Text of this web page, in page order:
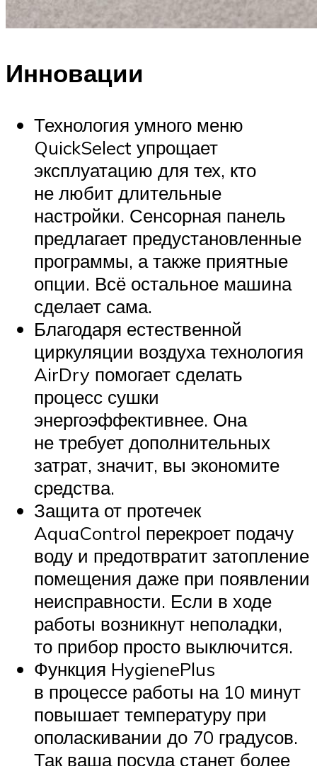
Инновации
Технология умного меню
QuickSelect упрощает
эксплуатацию для тех, кто
не любит длительные
настройки. Сенсорная панель
предлагает предустановленные
программы, а также приятные
опции. Всё остальное машина
сделает сама.
Благодаря естественной
циркуляции воздуха технология
AirDry помогает сделать
процесс сушки
энергоэффективнее. Она
не требует дополнительных
затрат, значит, вы экономите
средства.
Защита от протечек
AquaControl перекроет подачу
воду и предотвратит затопление
помещения даже при появлении
неисправности. Если в ходе
работы возникнут неполадки,
то прибор просто выключится.
Функция HygienePlus
в процессе работы на 10 минут
повышает температуру при
ополаскивании до 70 градусов.
Так ваша посуда станет более